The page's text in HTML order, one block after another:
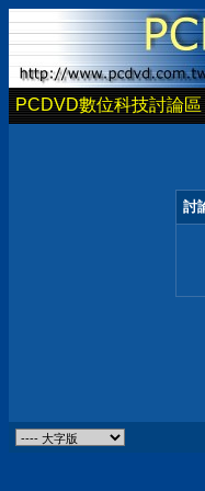
PCDVD數位科技討論區
討